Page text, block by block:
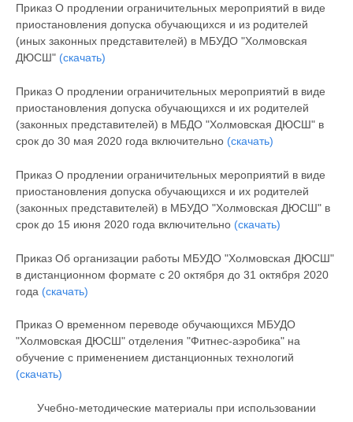
Приказ О продлении ограничительных мероприятий в виде
приостановления допуска обучающихся и из родителей
(иных законных представителей) в МБУДО "Холмовская
ДЮСШ" (скачать)
Приказ О продлении ограничительных мероприятий в виде
приостановления допуска обучающихся и их родителей
(законных представителей) в МБДО "Холмовская ДЮСШ" в
срок до 30 мая 2020 года включительно (скачать)
Приказ О продлении ограничительных мероприятий в виде
приостановления допуска обучающихся и их родителей
(законных представителей) в МБУДО "Холмовская ДЮСШ" в
срок до 15 июня 2020 года включительно (скачать)
Приказ Об организации работы МБУДО "Холмовская ДЮСШ"
в дистанционном формате с 20 октября до 31 октября 2020
года (скачать)
Приказ О временном переводе обучающихся МБУДО
"Холмовская ДЮСШ" отделения "Фитнес-аэробика" на
обучение с применением дистанционных технологий
(скачать)
Учебно-методические материалы при использовании